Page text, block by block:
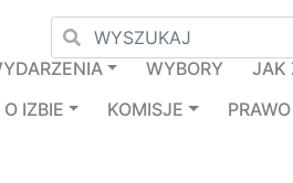
WYBORY
JAK
O IZBIE KOMISJE PRAWO